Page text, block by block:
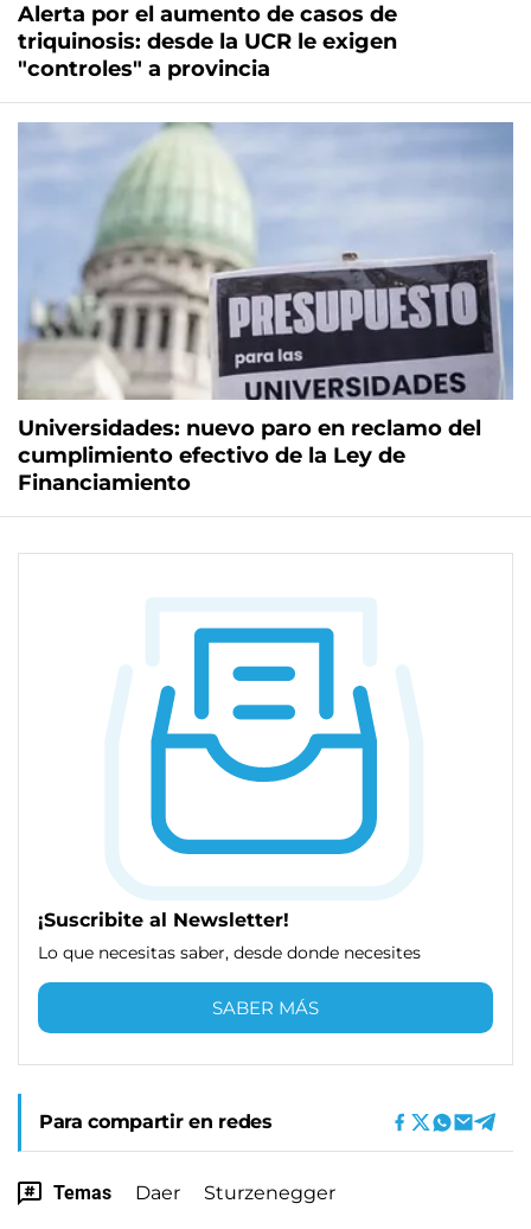
Alerta por el aumento de casos de
triquinosis: desde la UCR le exigen
"controles" a provincia
Universidades: nuevo paro en reclamo del
cumplimiento efectivo de la Ley de
Financiamiento
¡Suscribite al Newsletter!
Lo que necesitas saber, desde donde necesites
SABER MÁS
Para compartir en redes
Temas Daer Sturzenegger